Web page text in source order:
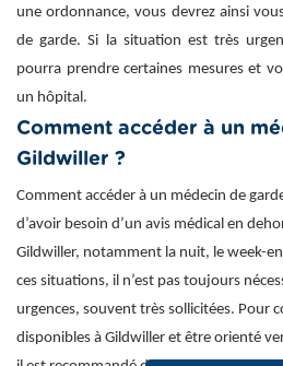
une ordonnance, vous devrez ainsi
de garde. Si la situation est très
pourra prendre certaines mesures et
un hôpital.
Comment accéder à un
Gildwiller ?
Comment accéder à un médecin de
d’avoir besoin d’un avis médical en
Gildwiller, notamment la nuit, le week-
ces situations, il n’est pas toujours
urgences, souvent très sollicitées. Pour
disponibles à Gildwiller et être orienté